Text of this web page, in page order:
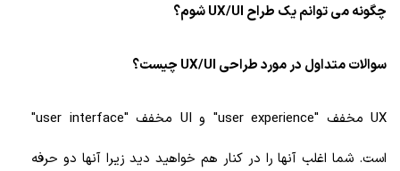
چگونه می توانم یک طراح UX/UI شوم؟
سوالات متداول در مورد طراحی UX/UI چیست؟
UX مخفف "user experience" و UI مخفف "user interface"
است. شما اغلب آنها را در کنار هم خواهید دید زیرا آنها دو حرفه